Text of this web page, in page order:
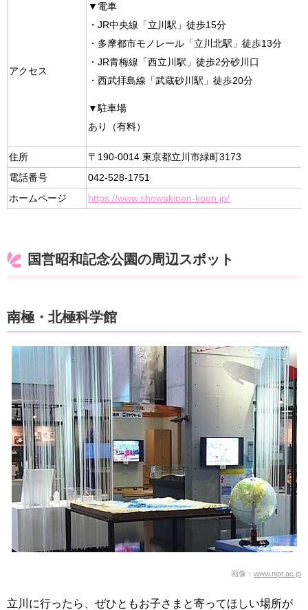
アクセス
▼電車
・JR中央線「立川駅」徒歩15分
・多摩都市モノレール「立川北駅」徒歩13分
・JR青梅線「西立川駅」徒歩2分砂川口
・西武拝島線「武蔵砂川駅」徒歩20分
▼駐車場
あり（有料）
住所
〒190-0014 東京都立川市緑町3173
電話番号
042-528-1751
ホームページ
https://www.showakinen-koen.jp/
国営昭和記念公園の周辺スポット
南極・北極科学館
画像： www.nipr.ac.jp
立川に行ったら、ぜひともお子さまと寄ってほしい場所が